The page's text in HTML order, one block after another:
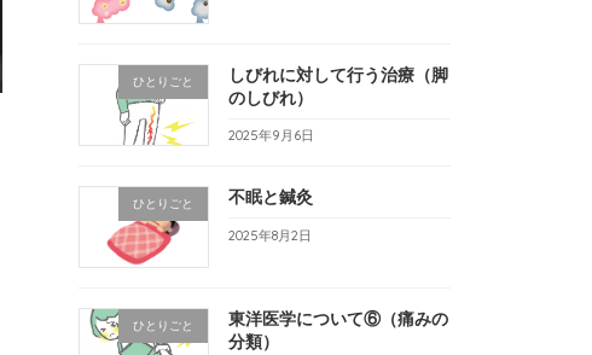
ひとりごと
しびれに対して行う治療（脚
のしびれ）
2025年9月6日
ひとりごと 不眠と鍼灸
2025年8月2日
ひとりごと
東洋医学について⑥（痛みの
分類）